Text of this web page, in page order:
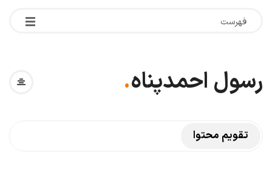
فهرست
رسول احمدپناه.
تقویم محتوا